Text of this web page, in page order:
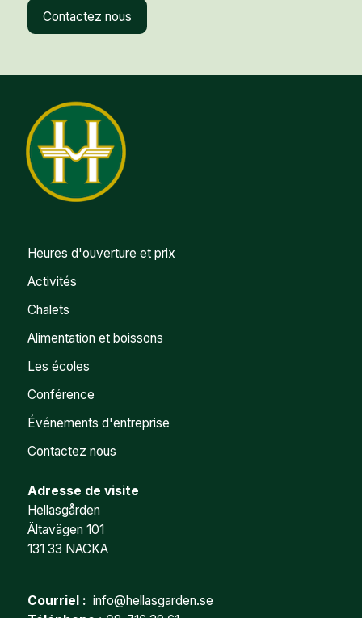
Contactez nous
Heures d'ouverture et prix
Activités
Chalets
Alimentation et boissons
Les écoles
Conférence
Événements d'entreprise
Contactez nous
Adresse de visite
Hellasgården
Ältavägen 101
131 33 NACKA
Courriel : info@hellasgarden.se